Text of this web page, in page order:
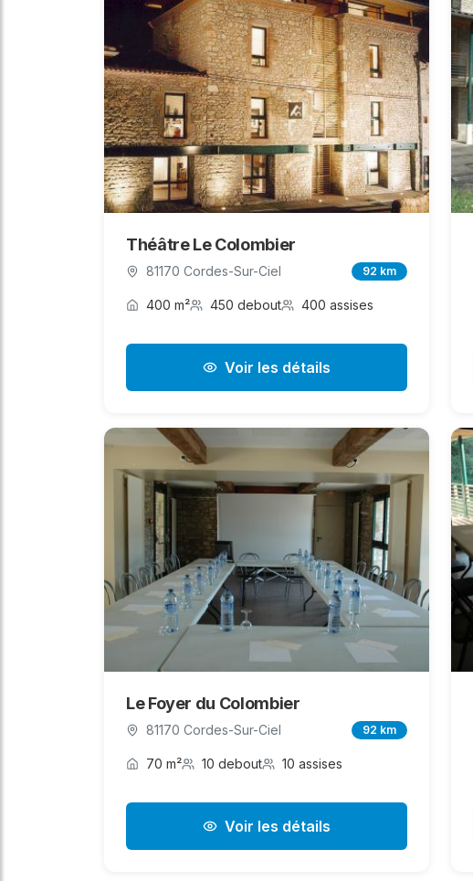
Théâtre Le Colombier
81170 Cordes-Sur-Ciel 92 km
400 m² 450 debout 400 assises
Voir les détails
Le Foyer du Colombier
81170 Cordes-Sur-Ciel 92 km
70 m² 10 debout 10 assises
Voir les détails